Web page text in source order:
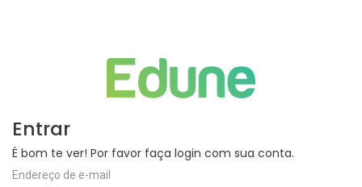
Entrar
É bom te ver! Por favor faça login com sua conta.
Endereço de e-mail